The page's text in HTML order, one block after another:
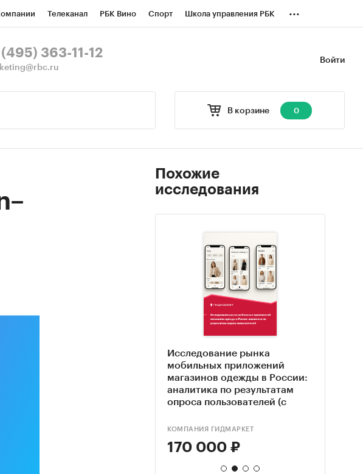
Телеканал РБК Вино Спорт Школа управления РБК
Спецпроекты
...
Войти
(495) 363-11-12
В корзине 0
Похожие
исследования
Исследование рынка
мобильных приложений
магазинов одежды в России:
аналитика по результатам
опроса пользователей (с
КОМПАНИЯ ГИДМАРКЕТ
170 000 ₽